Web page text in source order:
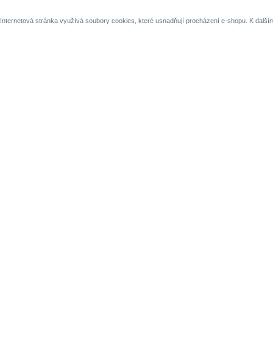
Internetová stránka využívá soubory cookies, které usnadňují procházení e-shopu. K